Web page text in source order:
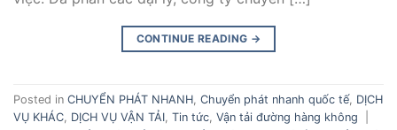
CONTINUE READING →
Posted in CHUYỂN PHÁT NHANH Chuyển phát nhanh quốc tế DỊCH
VỤ KHÁC DỊCH VỤ VẬN TẢI Tin tức Vận tải đường hàng không